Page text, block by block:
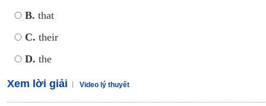
B. that
C. their
D. the
Xem lời giải Video lý thuyết